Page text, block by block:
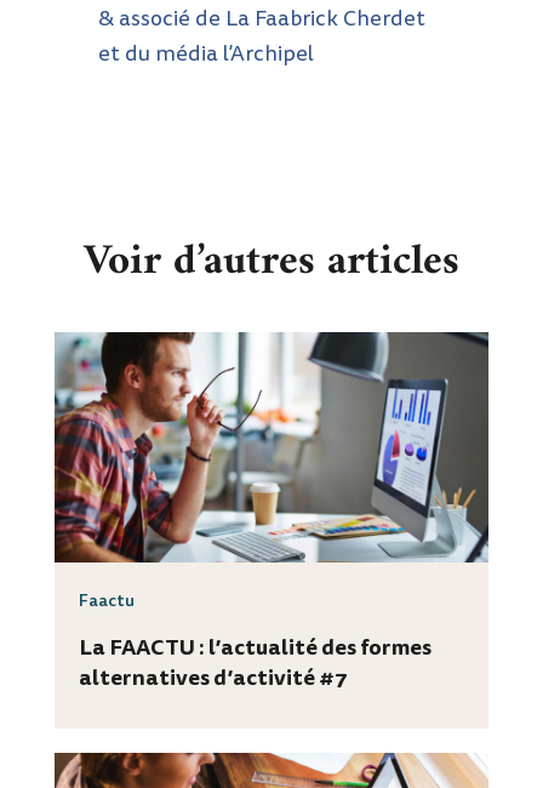
& associé de La Faabrick Cherdet
et du média l’Archipel
Voir d’autres articles
La FAACTU : l’actualité des formes
alternatives d’activité #7
Faactu